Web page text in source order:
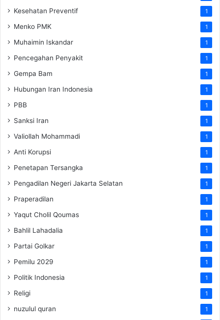
Kesehatan Preventif 1
Menko PMK 1
Muhaimin Iskandar 1
Pencegahan Penyakit 1
Gempa Bam 1
Hubungan Iran Indonesia 1
PBB 1
Sanksi Iran 1
Valiollah Mohammadi 1
Anti Korupsi 1
Penetapan Tersangka 1
Pengadilan Negeri Jakarta Selatan 1
Praperadilan 1
Yaqut Cholil Qoumas 1
Bahlil Lahadalia 1
Partai Golkar 1
Pemilu 2029 1
Politik Indonesia 1
Religi 1
nuzulul quran 1